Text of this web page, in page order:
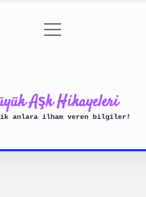
Gizlilik Politikası
menüyü
aç
Aşk Hikayeleri
anlara ilham veren bilgiler!